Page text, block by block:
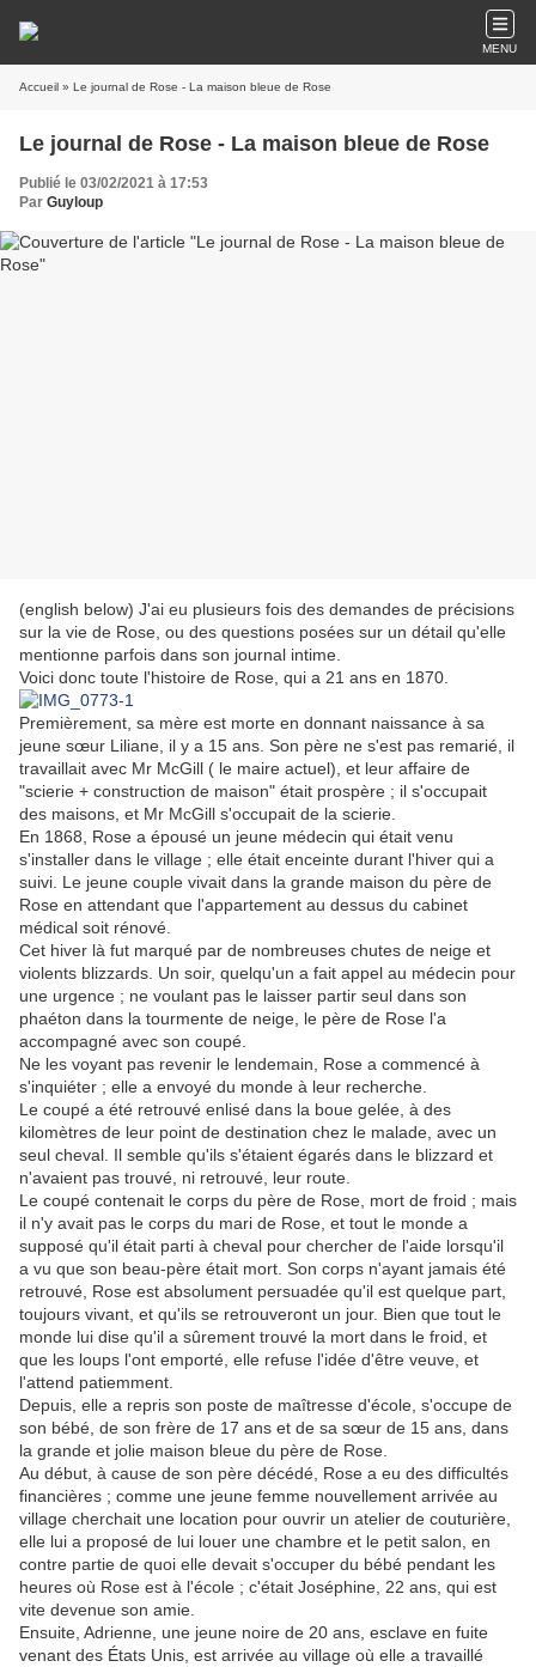
MENU
Accueil » Le journal de Rose - La maison bleue de Rose
Le journal de Rose - La maison bleue de Rose
Publié le 03/02/2021 à 17:53
Par Guyloup
(english below) J'ai eu plusieurs fois des demandes de précisions
sur la vie de Rose, ou des questions posées sur un détail qu'elle
mentionne parfois dans son journal intime.
Voici donc toute l'histoire de Rose, qui a 21 ans en 1870.
Premièrement, sa mère est morte en donnant naissance à sa
jeune sœur Liliane, il y a 15 ans. Son père ne s'est pas remarié, il
travaillait avec Mr McGill ( le maire actuel), et leur affaire de
"scierie + construction de maison" était prospère ; il s'occupait
des maisons, et Mr McGill s'occupait de la scierie.
En 1868, Rose a épousé un jeune médecin qui était venu
s'installer dans le village ; elle était enceinte durant l'hiver qui a
suivi. Le jeune couple vivait dans la grande maison du père de
Rose en attendant que l'appartement au dessus du cabinet
médical soit rénové.
Cet hiver là fut marqué par de nombreuses chutes de neige et
violents blizzards. Un soir, quelqu'un a fait appel au médecin pour
une urgence ; ne voulant pas le laisser partir seul dans son
phaéton dans la tourmente de neige, le père de Rose l'a
accompagné avec son coupé.
Ne les voyant pas revenir le lendemain, Rose a commencé à
s'inquiéter ; elle a envoyé du monde à leur recherche.
Le coupé a été retrouvé enlisé dans la boue gelée, à des
kilomètres de leur point de destination chez le malade, avec un
seul cheval. Il semble qu'ils s'étaient égarés dans le blizzard et
n'avaient pas trouvé, ni retrouvé, leur route.
Le coupé contenait le corps du père de Rose, mort de froid ; mais
il n'y avait pas le corps du mari de Rose, et tout le monde a
supposé qu'il était parti à cheval pour chercher de l'aide lorsqu'il
a vu que son beau-père était mort. Son corps n'ayant jamais été
retrouvé, Rose est absolument persuadée qu'il est quelque part,
toujours vivant, et qu'ils se retrouveront un jour. Bien que tout le
monde lui dise qu'il a sûrement trouvé la mort dans le froid, et
que les loups l'ont emporté, elle refuse l'idée d'être veuve, et
l'attend patiemment.
Depuis, elle a repris son poste de maîtresse d'école, s'occupe de
son bébé, de son frère de 17 ans et de sa sœur de 15 ans, dans
la grande et jolie maison bleue du père de Rose.
Au début, à cause de son père décédé, Rose a eu des difficultés
financières ; comme une jeune femme nouvellement arrivée au
village cherchait une location pour ouvrir un atelier de couturière,
elle lui a proposé de lui louer une chambre et le petit salon, en
contre partie de quoi elle devait s'occuper du bébé pendant les
heures où Rose est à l'école ; c'était Joséphine, 22 ans, qui est
vite devenue son amie.
Ensuite, Adrienne, une jeune noire de 20 ans, esclave en fuite
venant des États Unis, est arrivée au village où elle a travaillé